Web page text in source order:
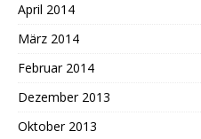
April 2014
März 2014
Februar 2014
Dezember 2013
Oktober 2013